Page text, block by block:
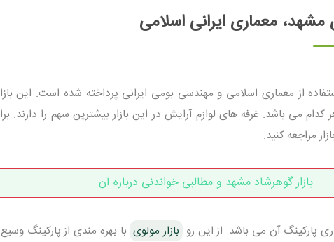
مشهد، معماری ایرانی اسلامی
می باشد. غرفه های لوازم آرایش در این بازار بیشترین سهم را دارند.
مراجعه کنید.
بازار گوهرشاد مشهد و مطالبی خواندنی درباره آن
پارکینگ آن می باشد. از این رو بازار مولوی با بهره مندی از پارکینگ